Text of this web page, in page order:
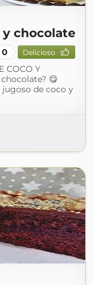
chocolate
0 Delicioso
COCO Y
😋
jugoso de coco y